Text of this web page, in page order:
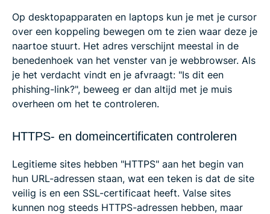
Op desktopapparaten en laptops kun je met je cursor
over een koppeling bewegen om te zien waar deze je
naartoe stuurt. Het adres verschijnt meestal in de
benedenhoek van het venster van je webbrowser. Als
je het verdacht vindt en je afvraagt: "Is dit een
phishing-link?", beweeg er dan altijd met je muis
overheen om het te controleren.
HTTPS- en domeincertificaten controleren
Legitieme sites hebben "HTTPS" aan het begin van
hun URL-adressen staan, wat een teken is dat de site
veilig is en een SSL-certificaat heeft. Valse sites
kunnen nog steeds HTTPS-adressen hebben, maar